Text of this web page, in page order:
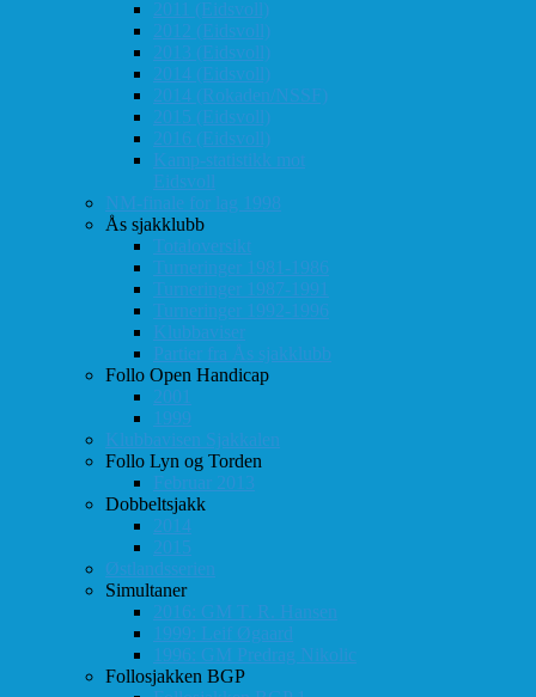
2011 (Eidsvoll)
2012 (Eidsvoll)
2013 (Eidsvoll)
2014 (Eidsvoll)
2014 (Rokaden/NSSF)
2015 (Eidsvoll)
2016 (Eidsvoll)
Kamp-statistikk mot
Eidsvoll
NM-finale for lag 1998
Ås sjakklubb
Totaloversikt
Turneringer 1981-1986
Turneringer 1987-1991
Turneringer 1992-1996
Klubbaviser
Partier fra Ås sjakklubb
Follo Open Handicap
2001
1999
Klubbavisen Sjakkalen
Follo Lyn og Torden
Februar 2013
Dobbeltsjakk
2014
2015
Østlandsserien
Simultaner
2016: GM T. R. Hansen
1999: Leif Øgaard
1996: GM Predrag Nikolic
Follosjakken BGP